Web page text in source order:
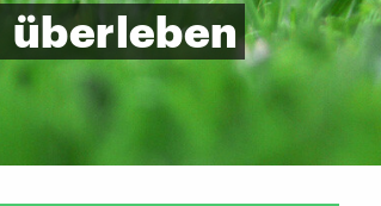
überleben